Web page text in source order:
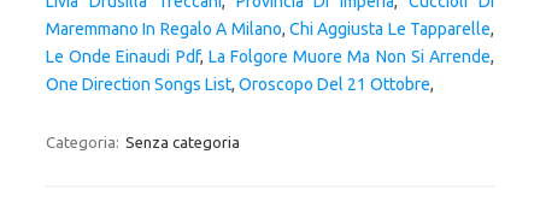
Maremmano In Regalo A Milano, Chi Aggiusta Le Tapparelle,
Le Onde Einaudi Pdf, La Folgore Muore Ma Non Si Arrende,
One Direction Songs List, Oroscopo Del 21 Ottobre,
Categoria: Senza categoria